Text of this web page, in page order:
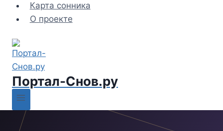
Карта сонника
О проекте
Портал-Снов.ру